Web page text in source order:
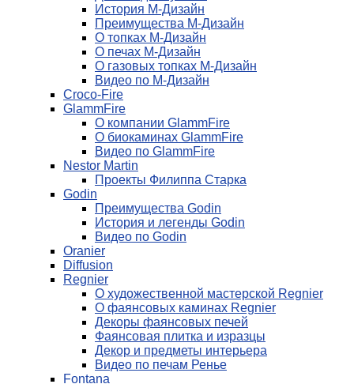
История М-Дизайн
Преимущества М-Дизайн
О топках М-Дизайн
О печах М-Дизайн
О газовых топках М-Дизайн
Видео по М-Дизайн
Croco-Fire
GlammFire
О компании GlammFire
О биокаминах GlammFire
Видео по GlammFire
Nestor Martin
Проекты Филиппа Старка
Godin
Преимущества Godin
История и легенды Godin
Видео по Godin
Oranier
Diffusion
Regnier
О художественной мастерской Regnier
О фаянсовых каминах Regnier
Декоры фаянсовых печей
Фаянсовая плитка и изразцы
Декор и предметы интерьера
Видео по печам Ренье
Fontana